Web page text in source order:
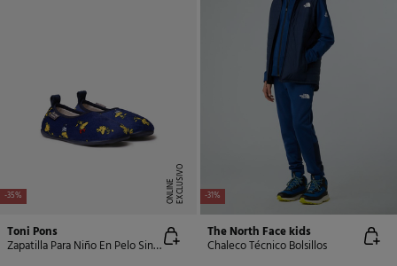
-35% E
X
C
L
U
SI
V
O
O
N
LI
N
E
Toni Pons
Zapatilla Para Niño En Pelo Sintetico
-31%
The North Face kids
Chaleco Técnico Bolsillos